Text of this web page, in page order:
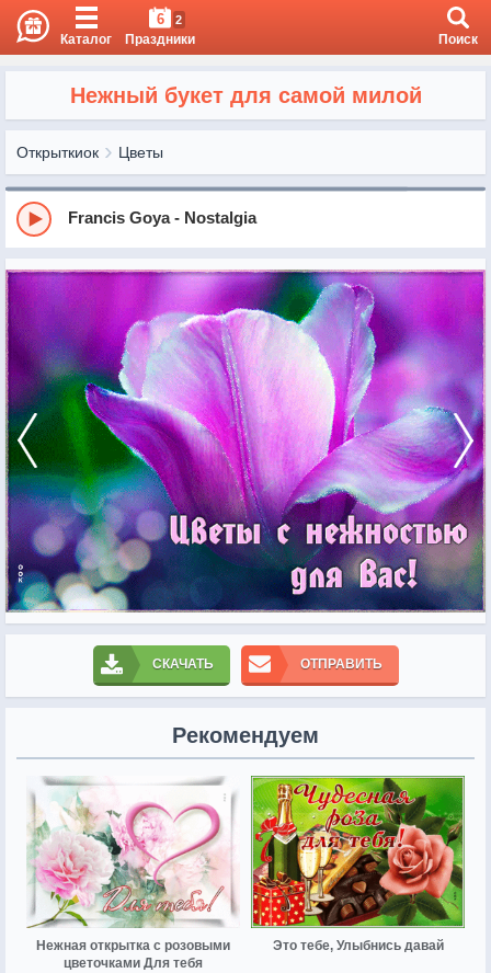
Каталог
6 2
Праздники Поиск
Нежный букет для самой милой
Открыткиок Цветы
Francis Goya - Nostalgia
СКАЧАТЬ ОТПРАВИТЬ
Рекомендуем
Нежная открытка с розовыми
цветочками Для тебя
Это тебе, Улыбнись давай